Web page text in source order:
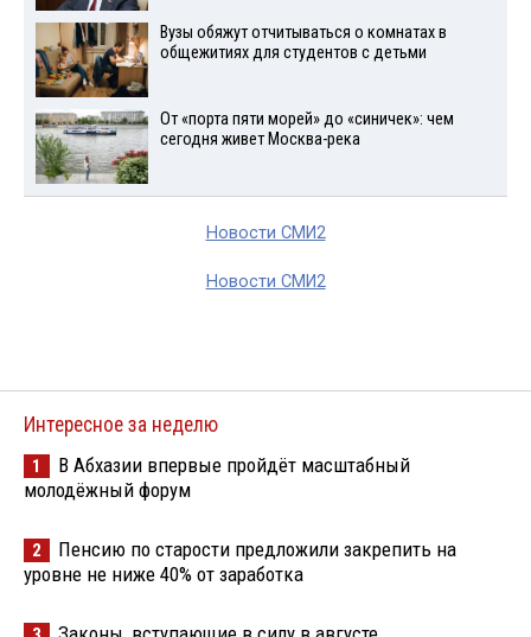
Вузы обяжут отчитываться о комнатах в
общежитиях для студентов с детьми
От «порта пяти морей» до «синичек»: чем
сегодня живет Москва-река
Новости СМИ2
Новости СМИ2
Интересное за неделю
1
В Абхазии впервые пройдёт масштабный
молодёжный форум
2
Пенсию по старости предложили закрепить на
уровне не ниже 40% от заработка